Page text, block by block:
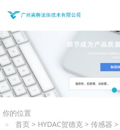
你的位置
首页 > HYDAC贺德克 > 传感器 >